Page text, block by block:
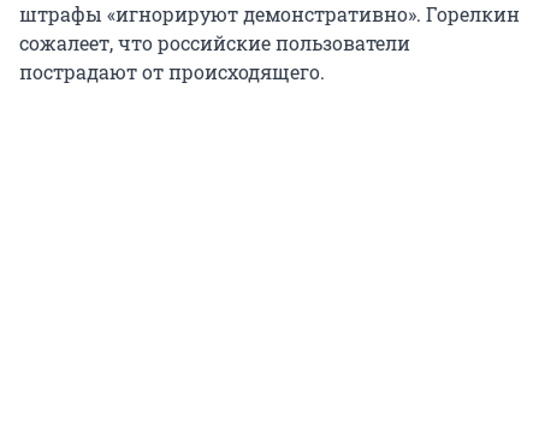
штрафы «игнорируют демонстративно». Горелкин
сожалеет, что российские пользователи
пострадают от происходящего.